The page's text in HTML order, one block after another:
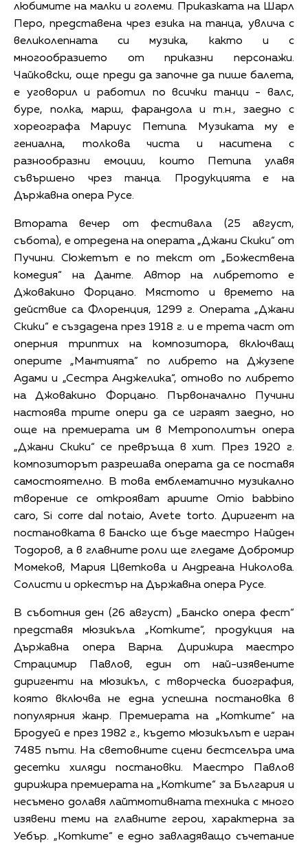
любимите на малки и големи. Приказката на Шарл
Перо, представена чрез езика на танца, увлича с
великолепната си музика, както и с
многообразието от приказни персонажи.
Чайковски, още преди да започне да пише балета,
е уговорил и работил по всички танци - валс,
буре, полка, марш, фарандола и т.н., заедно с
хореографа Мариус Петипа. Музиката му е
гениална, толкова чиста и наситена с
разнообразни емоции, които Петипа улавя
съвършено чрез танца. Продукцията е на
Държавна опера Русе.
Втората вечер от фестивала (25 август,
събота), е отредена на операта „Джани Скики“ от
Пучини. Сюжетът е по текст от „Божествена
комедия“ на Данте. Автор на либретото е
Джовакино Форцано. Мястото и времето на
действие са Флоренция, 1299 г. Операта „Джани
Скики“ е създадена през 1918 г. и е трета част от
оперния триптих на композитора, включващ
оперите „Мантията” по либрето на Джузепе
Адами и „Сестра Анджелика“, отново по либрето
на Джовакино Форцано. Първоначално Пучини
настоява трите опери да се играят заедно, но
още на премиерата им в Метрополитън опера
„Джани Скики“ се превръща в хит. През 1920 г.
композиторът разрешава операта да се поставя
самостоятелно. В това емблематично музикално
творение се открояват ариите Omio babbino
caro, Si corre dal notaio, Avete torto. Диригент на
постановката в Банско ще бъде маестро Найден
Тодоров, а в главните роли ще гледаме Добромир
Момеков, Мария Цветкова и Андреана Николова.
Солисти и оркестър на Държавна опера Русе.
В съботния ден (26 август) „Банско опера фест“
представя мюзикъла „Котките“, продукция на
Държавна опера Варна. Дирижира маестро
Страцимир Павлов, един от най-изявените
диригенти на мюзикъл, с творческа биография,
която включва не една успешна постановка в
популярния жанр. Премиерата на „Котките“ на
Бродуей е през 1982 г., където мюзикълът е игран
7485 пъти. На световните сцени бестселъра има
десетки хиляди постановки. Маестро Павлов
дирижира премиерата на „Котките“ за България и
несъмено долавя лайтмотивната техника с много
изявени теми на главните герои, характерна за
Уебър. „Котките“ е едно завладяващо съчетание